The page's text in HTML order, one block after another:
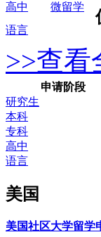
高中
微留学
语言
>>查看
申请阶段
研究生
本科
专科
高中
语言
美国
美国社区大学留学